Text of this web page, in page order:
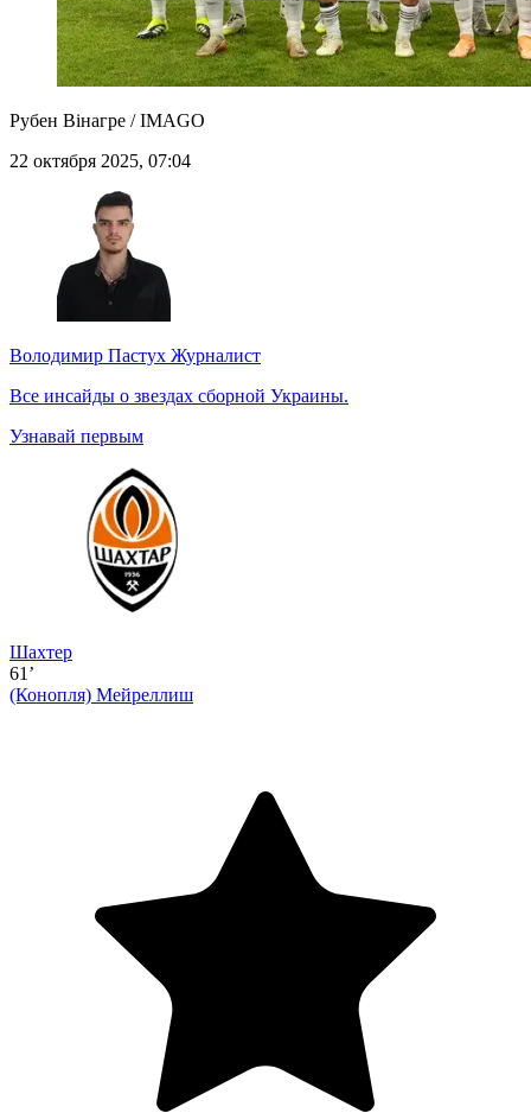
Рубен Вінагре / IMAGO
22 октября 2025, 07:04
Володимир Пастух Журналист
Все инсайды о звездах сборной Украины.
Узнавай первым
Шахтер
61’
(Конопля) Мейреллиш